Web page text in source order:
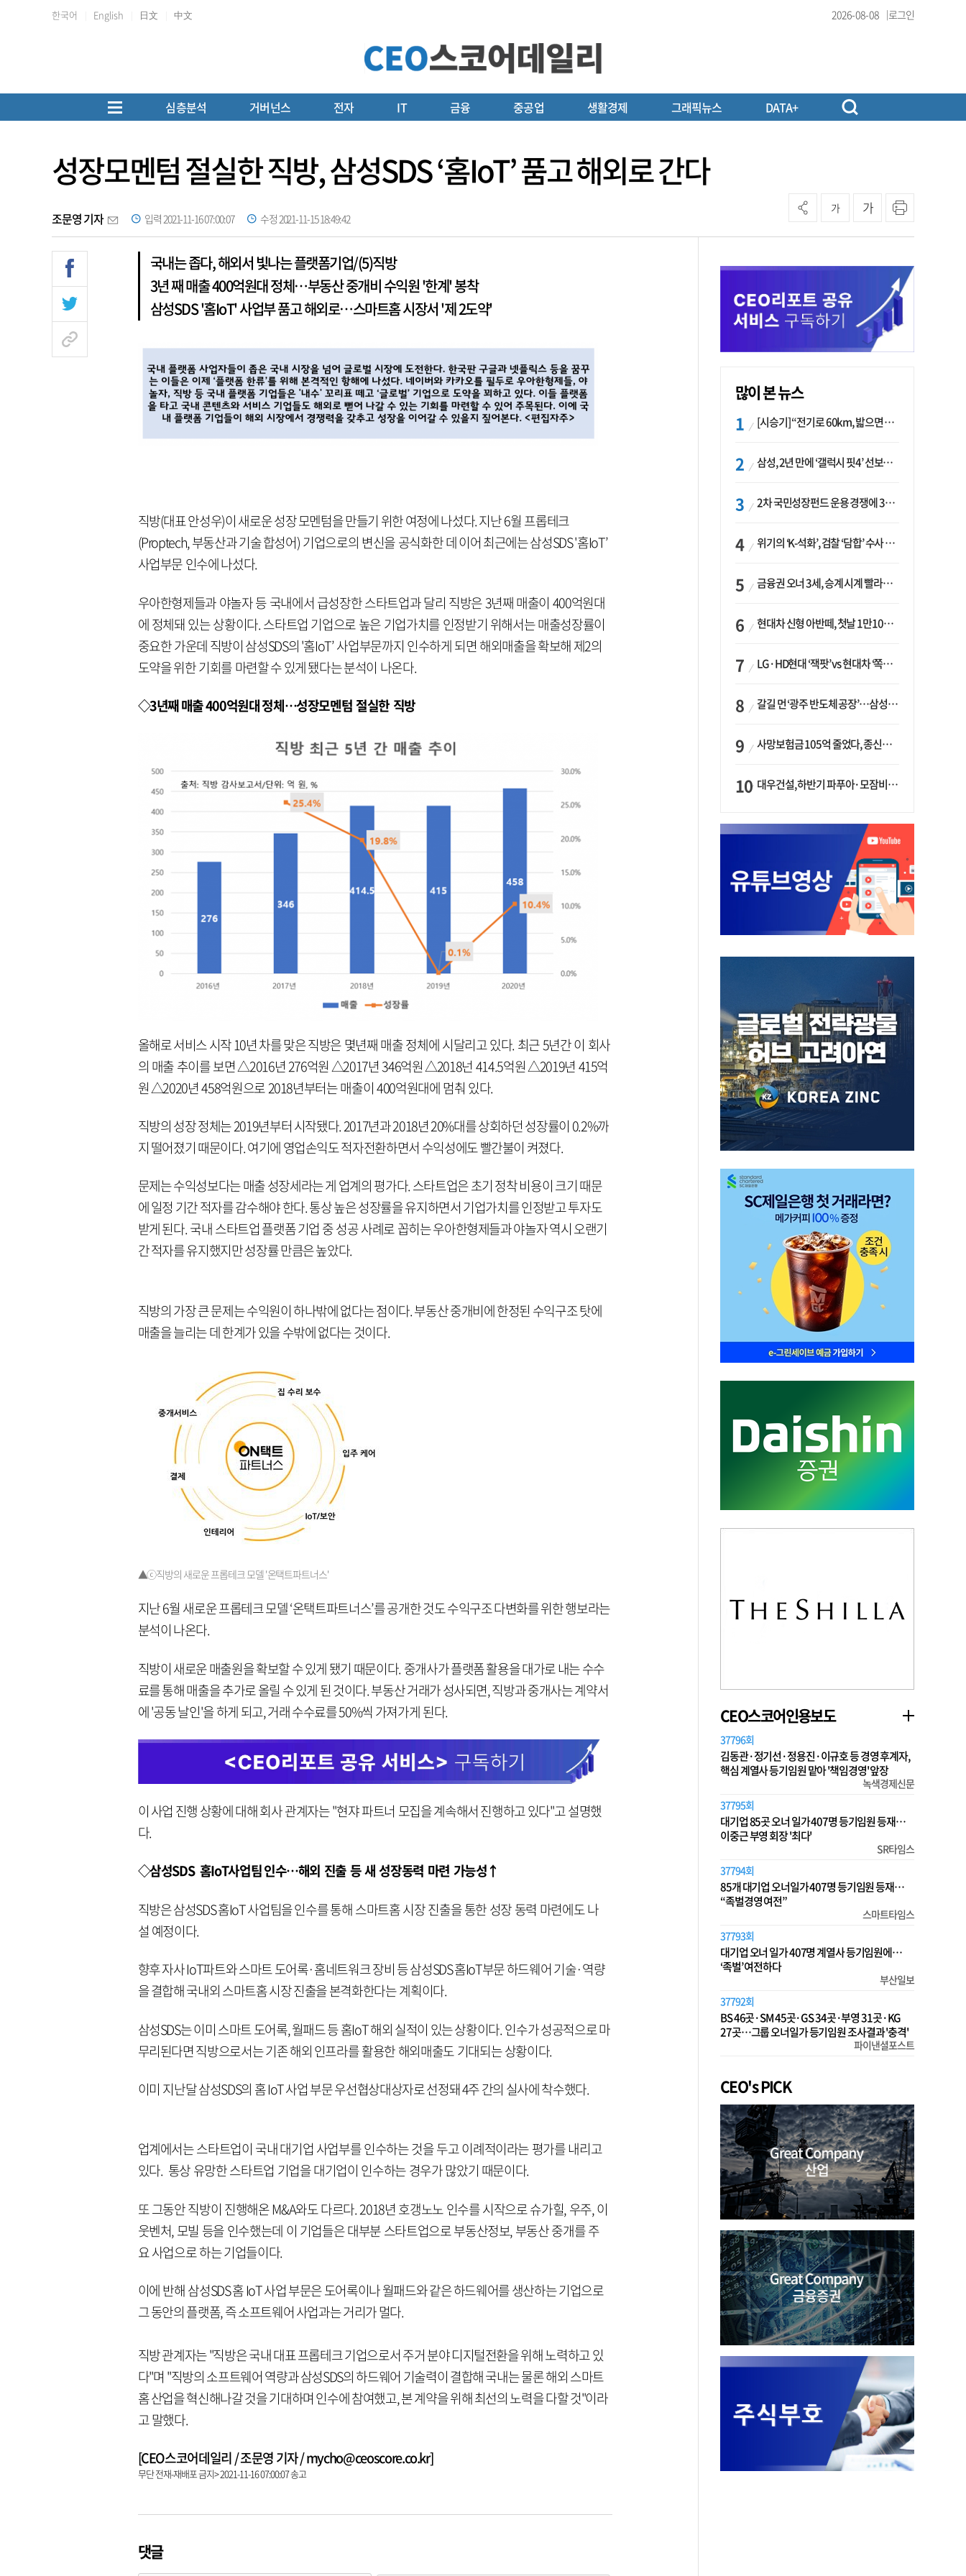
한국어 English 日文 中文 2026-08-08 로그인
심층분석 거버넌스 전자 IT 금융 중공업 생활경제 그래픽뉴스 DATA+
성장모멘텀 절실한 직방, 삼성SDS ‘홈IoT’ 품고 해외로 간다
조문영 기자 입력 2021-11-16 07:00:07 수정 2021-11-15 18:49:42
가 가
국내는 좁다, 해외서 빛나는 플랫폼기업/(5)직방
3년 째 매출 400억원대 정체…부동산 중개비 수익원 '한계' 봉착
삼성SDS '홈IoT' 사업부 품고 해외로…스마트홈 시장서 '제 2도약'
직방(대표 안성우)이 새로운 성장 모멘텀을 만들기 위한 여정에 나섰다. 지난 6월 프롭테크
(Proptech, 부동산과 기술 합성어) 기업으로의 변신을 공식화한 데 이어 최근에는 삼성SDS '홈IoT’
사업부문 인수에 나섰다.
우아한형제들과 야놀자 등 국내에서 급성장한 스타트업과 달리 직방은 3년째 매출이 400억원대
에 정체돼 있는 상황이다. 스타트업 기업으로 높은 기업가치를 인정받기 위해서는 매출성장률이
중요한 가운데 직방이 삼성SDS의 '홈IoT’ 사업부문까지 인수하게 되면 해외매출을 확보해 제2의
도약을 위한 기회를 마련할 수 있게 됐다는 분석이 나온다.
◇3년째 매출 400억원대 정체…성장모멘텀 절실한 직방
올해로 서비스 시작 10년 차를 맞은 직방은 몇년째 매출 정체에 시달리고 있다. 최근 5년간 이 회사
의 매출 추이를 보면 △2016년 276억원 △2017년 346억원 △2018넌 414.5억원 △2019년 415억
원 △2020년 458억원으로 2018년부터는 매출이 400억원대에 멈춰 있다.
직방의 성장 정체는 2019년부터 시작됐다. 2017년과 2018년 20%대를 상회하던 성장률이 0.2%까
지 떨어졌기 때문이다. 여기에 영업손익도 적자전환하면서 수익성에도 빨간불이 켜졌다.
문제는 수익성보다는 매출 성장세라는 게 업계의 평가다. 스타트업은 초기 정착 비용이 크기 때문
에 일정 기간 적자를 감수해야 한다. 통상 높은 성장률을 유지하면서 기업가치를 인정받고 투자도
받게 된다. 국내 스타트업 플랫폼 기업 중 성공 사례로 꼽히는 우아한형제들과 야놀자 역시 오랜기
간 적자를 유지했지만 성장률 만큼은 높았다.
직방의 가장 큰 문제는 수익원이 하나밖에 없다는 점이다. 부동산 중개비에 한정된 수익구조 탓에
매출을 늘리는 데 한계가 있을 수밖에 없다는 것이다.
▲ⓒ직방의 새로운 프롭테크 모델 '온택트파트너스'
지난 6월 새로운 프롭테크 모델 ‘온택트파트너스’를 공개한 것도 수익구조 다변화를 위한 행보라는
분석이 나온다.
직방이 새로운 매출원을 확보할 수 있게 됐기 때문이다. 중개사가 플랫폼 활용을 대가로 내는 수수
료를 통해 매출을 추가로 올릴 수 있게 된 것이다. 부동산 거래가 성사되면, 직방과 중개사는 계약서
에 '공동 날인'을 하게 되고, 거래 수수료를 50%씩 가져가게 된다.
이 사업 진행 상황에 대해 회사 관계자는 "현쟈 파트너 모집을 계속해서 진행하고 있다"고 설명했
다.
◇삼성SDS 홈IoT사업팀 인수…해외 진출 등 새 성장동력 마련 가능성↑
직방은 삼성SDS 홈IoT 사업팀을 인수를 통해 스마트홈 시장 진출을 통한 성장 동력 마련에도 나
설 예정이다.
향후 자사 IoT파트와 스마트 도어록·홈네트워크 장비 등 삼성SDS 홈IoT부문 하드웨어 기술·역량
을 결합해 국내외 스마트홈 시장 진출을 본격화한다는 계획이다.
삼성SDS는 이미 스마트 도어록, 월패드 등 홈IoT 해외 실적이 있는 상황이다. 인수가 성공적으로 마
무리된다면 직방으로서는 기존 해외 인프라를 활용한 해외매출도 기대되는 상황이다.
이미 지난달 삼성SDS의 홈 IoT 사업 부문 우선협상대상자로 선정돼 4주 간의 실사에 착수했다.
업계에서는 스타트업이 국내 대기업 사업부를 인수하는 것을 두고 이례적이라는 평가를 내리고
있다. 통상 유망한 스타트업 기업을 대기업이 인수하는 경우가 많았기 때문이다.
또 그동안 직방이 진행해온 M&A와도 다르다. 2018년 호갱노노 인수를 시작으로 슈가힐, 우주, 이
웃벤처, 모빌 등을 인수했는데 이 기업들은 대부분 스타트업으로 부동산정보, 부동산 중개를 주
요 사업으로 하는 기업들이다.
이에 반해 삼성SDS 홈 IoT 사업 부문은 도어록이나 월패드와 같은 하드웨어를 생산하는 기업으로
그 동안의 플랫폼, 즉 소프트웨어 사업과는 거리가 멀다.
직방 관계자는 "직방은 국내 대표 프롭테크 기업으로서 주거 분야 디지털전환을 위해 노력하고 있
다"며 "직방의 소프트웨어 역량과 삼성SDS의 하드웨어 기술력이 결합해 국내는 물론 해외 스마트
홈 산업을 혁신해나갈 것을 기대하며 인수에 참여했고, 본 계약을 위해 최선의 노력을 다할 것"이라
고 말했다.
[CEO스코어데일리 / 조문영 기자 / mycho@ceoscore.co.kr]
무단 전재-재배포 금지> 2021-11-16 07:00:07 송고
댓글
많이 본 뉴스
[시승기] “전기로 60km, 밟으면 462마력”…볼보 XC60 T8의 두 얼굴
삼성, 2년 만에 ‘갤럭시 핏4’ 선보이나…웨어러블 생태계 확장 ‘시동’
2차 국민성장펀드 운용 경쟁에 33개사 몰렸다…신한·하나 등 새 얼굴 대거 합류
위기의 ‘K-석화’, 검찰 ‘담합’ 수사 착수…“LG·한화·롯데 등 7개 업체, 8개 제품 가격 담합”
금융권 오너 3세, 승계 시계 빨라지나…한국투자 ‘속도’·미래에셋·메리츠는 ‘거리두기’
현대차 신형 아반떼, 첫날 1만1094대 계약…역대 최고치 경신
LG·HD현대 ‘잭팟’ vs 현대차 ‘쪽박’…글로벌 사모펀드, 韓 대기업 투자 ‘희비’
갈길 먼 ‘광주 반도체 공장’…삼성·SK, ‘주 52시간제’ 규제 해소 ‘공방’
사망보험금 105억 줄었다, 종신보험·유동화 동시에 ‘주춤’…신한라이프는 401억 급증
대우건설, 하반기 파푸아·모잠비크 LNG 플랜트 수주 가시권…수주목표 27조로 샹향
CEO스코어인용보도
37796회
김동관·정기선·정용진·이규호 등 경영 후계자,
핵심 계열사 등기임원 맡아 '책임경영' 앞장
녹색경제신문
37795회
대기업 85곳 오너 일가 407명 등기임원 등재…
이중근 부영 회장 '최다'
SR타임스
37794회
85개 대기업 오너일가 407명 등기임원 등재…
“족벌경영 여전”
스마트타임스
37793회
대기업 오너 일가 407명 계열사 등기임원에…
‘족벌’ 여전하다
부산일보
37792회
BS 46곳·SM 45곳·GS 34곳·부영 31곳·KG
27곳…그룹 오너일가 등기임원 조사결과 '충격'
파이낸셜포스트
CEO's PICK